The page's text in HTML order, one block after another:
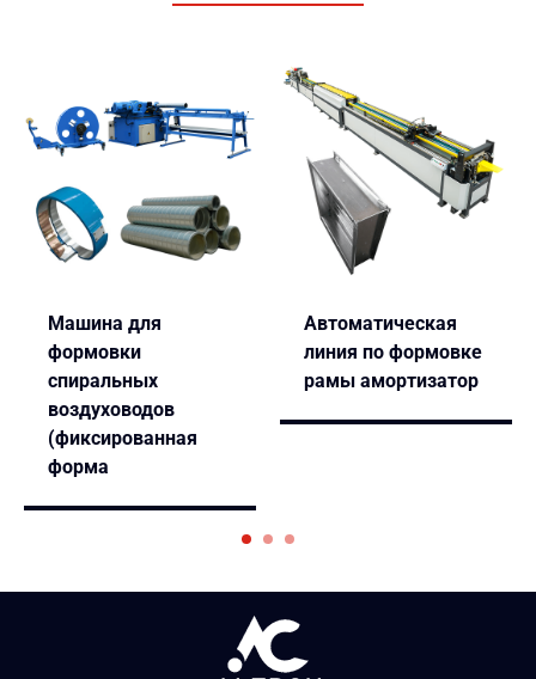
Машина для
формовки
спиральных
воздуховодов
(фиксированная
форма
Автоматическая
линия по формовке
рамы амортизатор